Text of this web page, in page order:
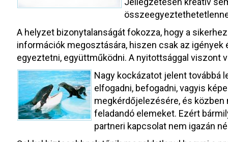
A helyzet bizonytalanságát fokozza, hogy a
információk megosztására, hiszen csak az
egyeztetni, együttműködni. A nyitottsággal viszont
Nagy kockázatot jelent továbbá
elfogadni, befogadni, vagyis
megkérdőjelezésére, és
feladandó elemeket. Ezért
partneri kapcsolat nem igazán